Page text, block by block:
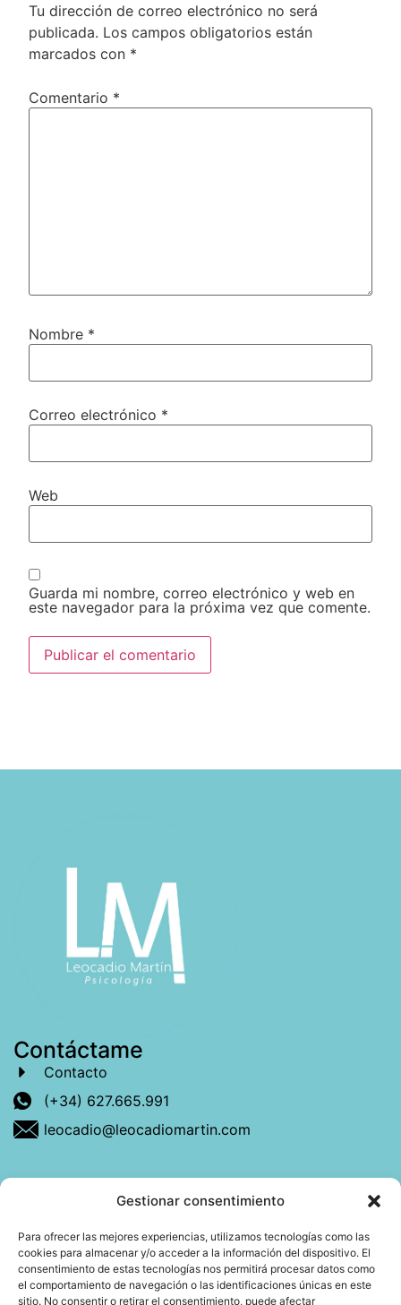
Gestionar consentimiento
Para ofrecer las mejores experiencias, utilizamos tecnologías como las
cookies para almacenar y/o acceder a la información del dispositivo. El
consentimiento de estas tecnologías nos permitirá procesar datos como
el comportamiento de navegación o las identificaciones únicas en este
sitio. No consentir o retirar el consentimiento, puede afectar
Tu dirección de correo electrónico no será
publicada. Los campos obligatorios están
marcados con *
Comentario *
Nombre *
Correo electrónico *
Web
Guarda mi nombre, correo electrónico y web en
este navegador para la próxima vez que comente.
Contáctame
Contacto
(+34) 627.665.991
leocadio@leocadiomartin.com
Descubre más sobre mí
Mi libro: La felicidad: qué ayuda y qué no.
Blog: Reflexiones que conectan